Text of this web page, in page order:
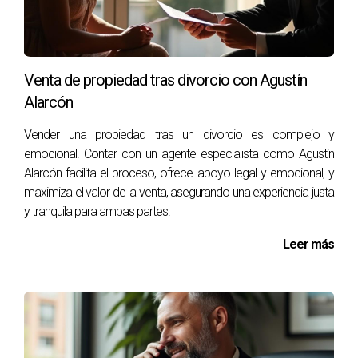
total es crucial para cualquier comprador. Vamos a ver un
par de ejemplos prácticos para ilustrar esto mejor.
Ejemplo Práctico: Compra de Vivienda Usada
Supongamos que decides comprar una vivienda usada por
un precio de 250,000 euros:
ITP (8%): 20,000 euros.
AJD (1.5%): 3,750 euros.
El coste total sería: 250,000 + 20,000 + 3,750 = **273,750
Ahora imaginemos que compras una vivienda nueva por un
precio similar:
Venta de propiedad tras divorcio con Agustín
Alarcón
Vender una propiedad tras un divorcio es complejo y
emocional. Contar con un agente especialista como Agustín
Alarcón facilita el proceso, ofrece apoyo legal y emocional, y
maximiza el valor de la venta, asegurando una experiencia justa
y tranquila para ambas partes.
Leer más